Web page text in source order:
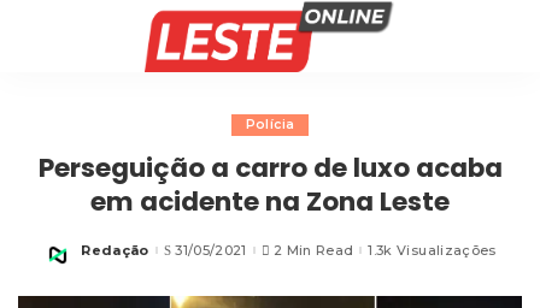
Polícia
Perseguição a carro de luxo acaba
em acidente na Zona Leste
Posted
Redação 31/05/2021 2 Min Read 1.3k Visualizações